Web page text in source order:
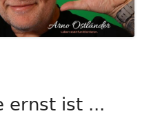
ernst ist ...